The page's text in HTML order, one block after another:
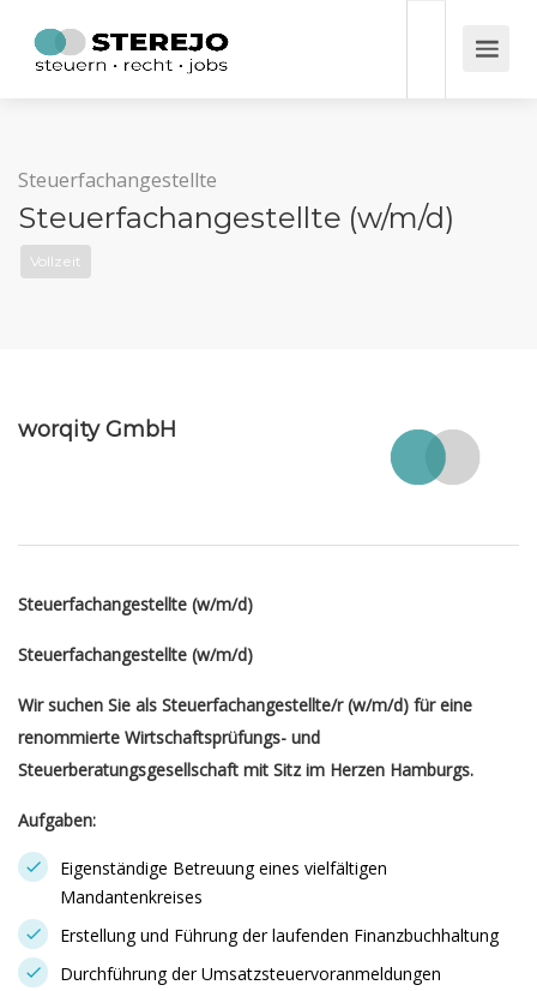
Steuerfachangestellte
Steuerfachangestellte (w/m/d)
Vollzeit
worqity GmbH
Steuerfachangestellte (w/m/d)
Steuerfachangestellte (w/m/d)
Wir suchen Sie als Steuerfachangestellte/r (w/m/d) für eine
renommierte Wirtschaftsprüfungs- und
Steuerberatungsgesellschaft mit Sitz im Herzen Hamburgs.
Aufgaben:
Eigenständige Betreuung eines vielfältigen
Mandantenkreises
Erstellung und Führung der laufenden Finanzbuchhaltung
Durchführung der Umsatzsteuervoranmeldungen